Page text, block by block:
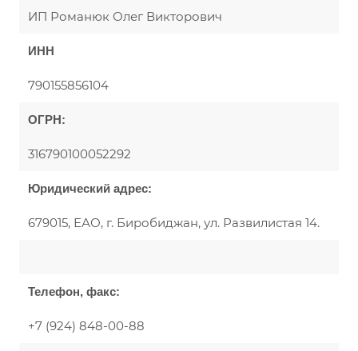
ИП Романюк Олег Викторович
ИНН
790155856104
ОГРН:
316790100052292
Юридический адрес:
679015, ЕАО, г. Биробиджан, ул. Развилистая 14.
Телефон, факс:
+7 (924) 848-00-88